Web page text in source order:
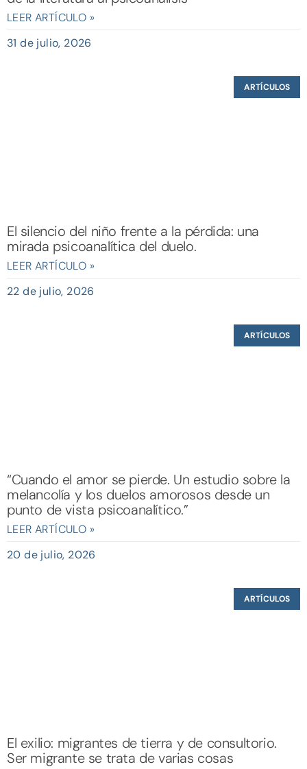
LEER ARTÍCULO »
31 de julio, 2026
ARTÍCULOS
El silencio del niño frente a la pérdida: una
mirada psicoanalítica del duelo.
LEER ARTÍCULO »
22 de julio, 2026
ARTÍCULOS
“Cuando el amor se pierde. Un estudio sobre la
melancolía y los duelos amorosos desde un
punto de vista psicoanalítico.”
LEER ARTÍCULO »
20 de julio, 2026
ARTÍCULOS
El exilio: migrantes de tierra y de consultorio.
Ser migrante se trata de varias cosas